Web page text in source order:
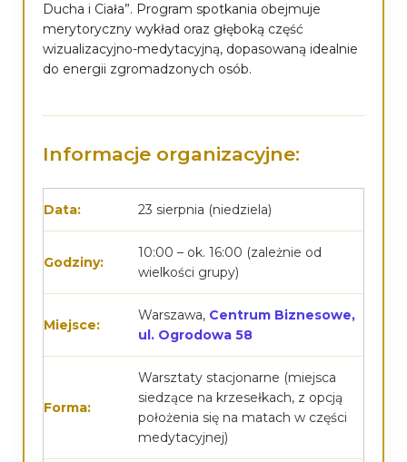
Ducha i Ciała”. Program spotkania obejmuje
merytoryczny wykład oraz głęboką część
wizualizacyjno-medytacyjną, dopasowaną idealnie
do energii zgromadzonych osób.
Informacje organizacyjne:
Data: 23 sierpnia (niedziela)
Godziny:
10:00 – ok. 16:00 (zależnie od
wielkości grupy)
Miejsce:
Warszawa, Centrum Biznesowe,
ul. Ogrodowa 58
Forma:
Warsztaty stacjonarne (miejsca
siedzące na krzesełkach, z opcją
położenia się na matach w części
medytacyjnej)